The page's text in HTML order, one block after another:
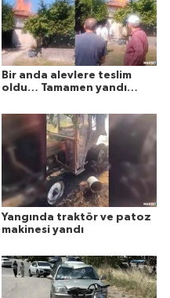
Bir anda alevlere teslim
oldu… Tamamen yandı…
Yangında traktör ve patoz
makinesi yandı